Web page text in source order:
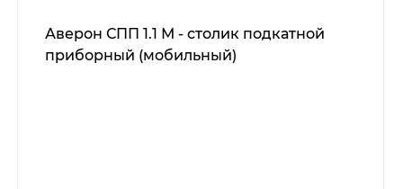
Аверон СПП 1.1 М - столик подкатной
приборный (мобильный)